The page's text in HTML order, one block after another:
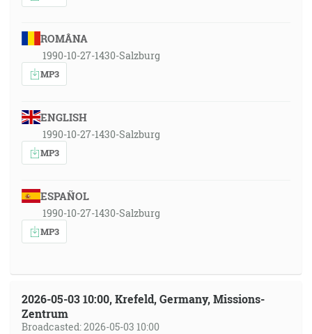
ROMÂNA
1990-10-27-1430-Salzburg
MP3
ENGLISH
1990-10-27-1430-Salzburg
MP3
ESPAÑOL
1990-10-27-1430-Salzburg
MP3
2026-05-03 10:00, Krefeld, Germany, Missions-
Zentrum
Broadcasted: 2026-05-03 10:00